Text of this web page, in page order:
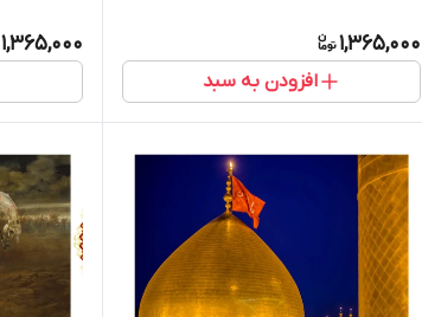
1,365,000
افزودن به سبد
1,365,000